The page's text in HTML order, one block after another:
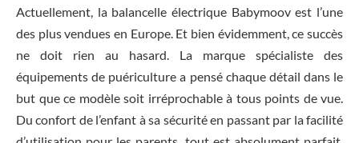
Actuellement, la balancelle électrique Babymoov est l’une
des plus vendues en Europe. Et bien évidemment, ce succès
ne doit rien au hasard. La marque spécialiste des
équipements de puériculture a pensé chaque détail dans le
but que ce modèle soit irréprochable à tous points de vue.
Du confort de l’enfant à sa sécurité en passant par la facilité